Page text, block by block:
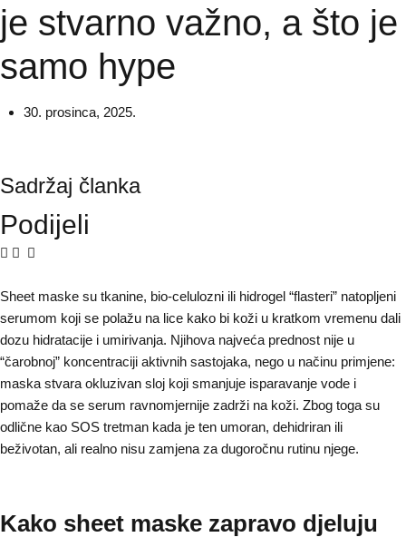
je stvarno važno, a što je
samo hype
30. prosinca, 2025.
Sadržaj članka
Podijeli
Sheet maske su tkanine, bio-celulozni ili hidrogel “flasteri” natopljeni
serumom koji se polažu na lice kako bi koži u kratkom vremenu dali
dozu hidratacije i umirivanja. Njihova najveća prednost nije u
“čarobnoj” koncentraciji aktivnih sastojaka, nego u načinu primjene:
maska stvara okluzivan sloj koji smanjuje isparavanje vode i
pomaže da se serum ravnomjernije zadrži na koži. Zbog toga su
odlične kao SOS tretman kada je ten umoran, dehidriran ili
beživotan, ali realno nisu zamjena za dugoročnu rutinu njege.
Kako sheet maske zapravo djeluju